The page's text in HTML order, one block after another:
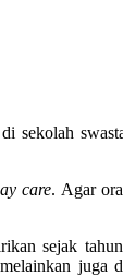
care. Agar
sejak
juga